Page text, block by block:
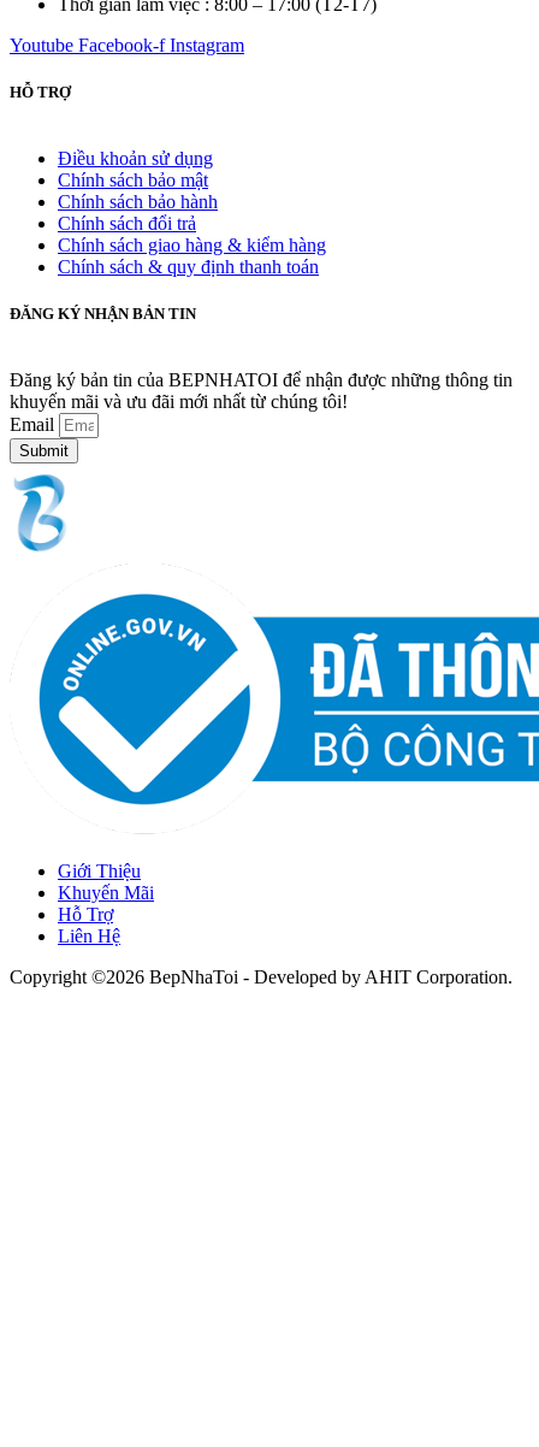
Youtube Facebook-f Instagram
HỖ TRỢ
Điều khoản sử dụng
Chính sách bảo mật
Chính sách bảo hành
Chính sách đổi trả
Chính sách giao hàng & kiểm hàng
Chính sách & quy định thanh toán
ĐĂNG KÝ NHẬN BẢN TIN
Đăng ký bản tin của BEPNHATOI để nhận được những thông tin
khuyến mãi và ưu đãi mới nhất từ chúng tôi!
Email
Submit
Giới Thiệu
Khuyến Mãi
Hỗ Trợ
Liên Hệ
Copyright ©2026 BepNhaToi - Developed by AHIT Corporation.